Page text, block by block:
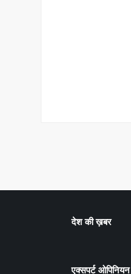
देश की ख़बर
एक्सपर्ट ओपिनियन